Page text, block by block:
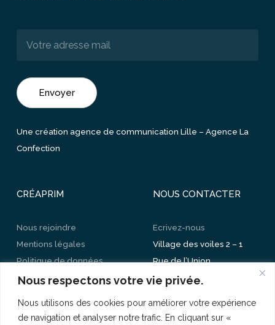
Nous respectons votre vie privée.
Nous utilisons des cookies pour améliorer votre expérience
de navigation et analyser notre trafic. En cliquant sur «
Une création agence de communication Lille – Agence La
Confection
CRÉAPRIM
Nous rejoindre
Mentions légales
Politique de données
personnelles
NOUS CONTACTER
Ecrivez-nous
Village des voiles 2 – 1
Rue de l’Union
CS 30205 – 59520